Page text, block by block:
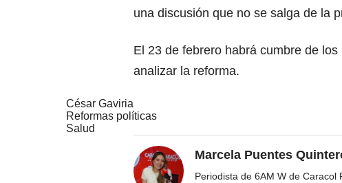
una discusión que no se salga de la
El 23 de febrero habrá cumbre de
analizar la reforma.
César Gaviria
Reformas políticas
Salud
Marcela Puentes
Periodista de 6AM W de Caracol